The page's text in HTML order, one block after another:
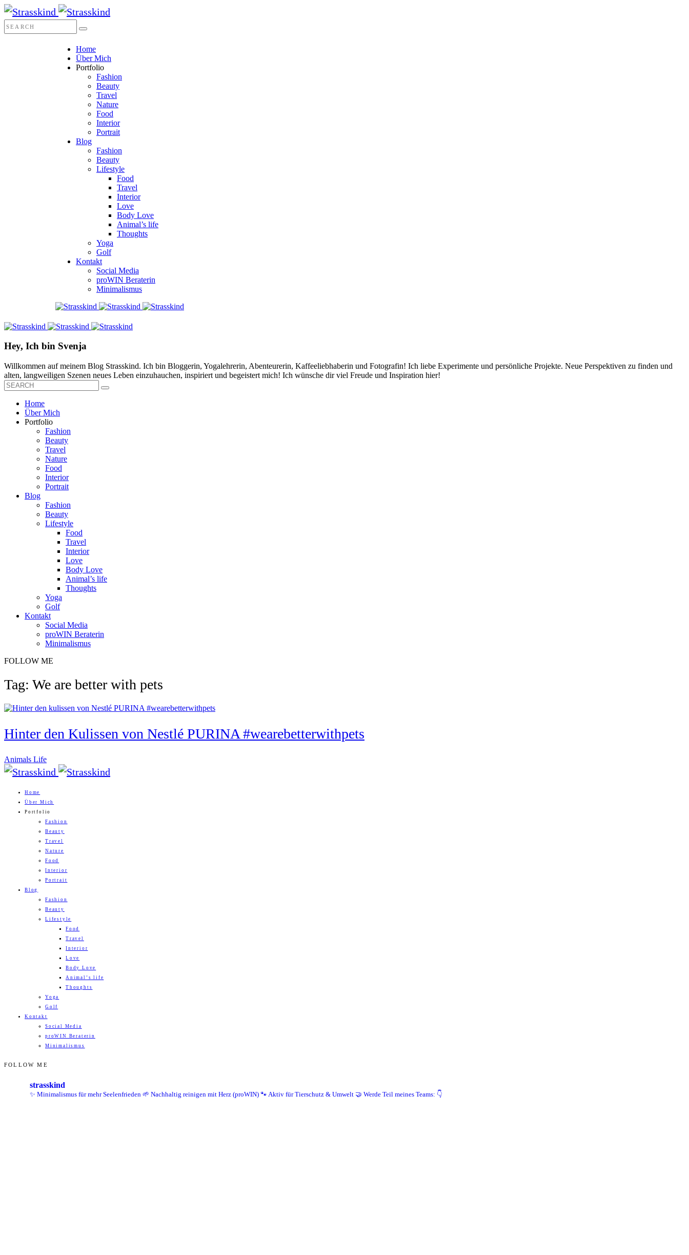
Home
Über Mich
Portfolio
Fashion
Beauty
Travel
Nature
Food
Interior
Portrait
Blog
Fashion
Beauty
Lifestyle
Food
Travel
Interior
Love
Body Love
Animal’s life
Thoughts
Yoga
Golf
Kontakt
Social Media
proWIN Beraterin
Minimalismus
Hey, Ich bin Svenja
Willkommen auf meinem Blog Strasskind. Ich bin Bloggerin, Yogalehrerin, Abenteurerin, Kaffeeliebhaberin und Fotografin! Ich liebe Experimente und persönliche Projekte. Neue Perspektiven zu finden und
alten, langweiligen Szenen neues Leben einzuhauchen, inspiriert und begeistert mich! Ich wünsche dir viel Freude und Inspiration hier!
Home
Über Mich
Portfolio
Fashion
Beauty
Travel
Nature
Food
Interior
Portrait
Blog
Fashion
Beauty
Lifestyle
Food
Travel
Interior
Love
Body Love
Animal’s life
Thoughts
Yoga
Golf
Kontakt
Social Media
proWIN Beraterin
Minimalismus
FOLLOW ME
Tag: We are better with pets
Hinter den Kulissen von Nestlé PURINA #wearebetterwithpets
Animals Life
Home
Über Mich
Portfolio
Fashion
Beauty
Travel
Nature
Food
Interior
Portrait
Blog
Fashion
Beauty
Lifestyle
Food
Travel
Interior
Love
Body Love
Animal’s life
Thoughts
Yoga
Golf
Kontakt
Social Media
proWIN Beraterin
Minimalismus
FOLLOW ME
strasskind
✨ Minimalismus für mehr Seelenfrieden 🌱 Nachhaltig reinigen mit Herz (proWIN) 🐾 Aktiv für Tierschutz & Umwelt 🤝 Werde Teil meines Teams: 👇